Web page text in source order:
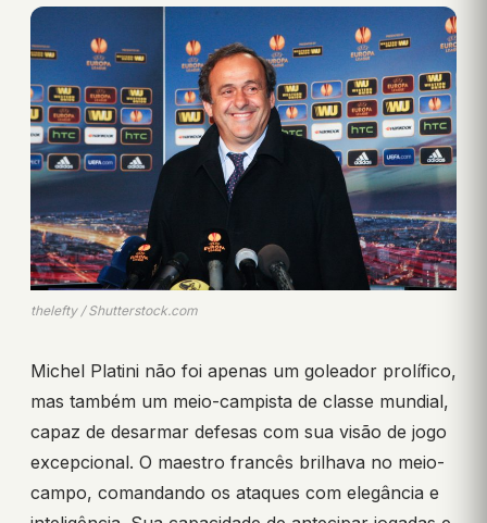
thelefty / Shutterstock.com
Michel Platini não foi apenas um goleador prolífico,
mas também um meio-campista de classe mundial,
capaz de desarmar defesas com sua visão de jogo
excepcional. O maestro francês brilhava no meio-
campo, comandando os ataques com elegância e